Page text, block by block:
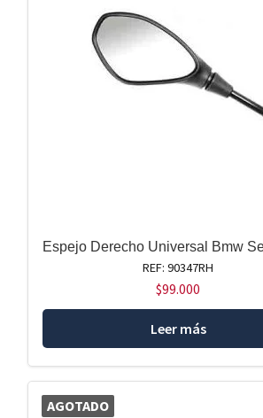
Espejo Derecho Universal Bmw
REF: 90347RH
$99.000
Leer más
AGOTADO